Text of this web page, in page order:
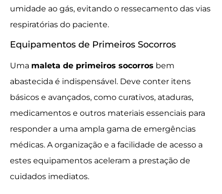
umidade ao gás, evitando o ressecamento das vias
respiratórias do paciente.
Equipamentos de Primeiros Socorros
Uma maleta de primeiros socorros bem
abastecida é indispensável. Deve conter itens
básicos e avançados, como curativos, ataduras,
medicamentos e outros materiais essenciais para
responder a uma ampla gama de emergências
médicas. A organização e a facilidade de acesso a
estes equipamentos aceleram a prestação de
cuidados imediatos.